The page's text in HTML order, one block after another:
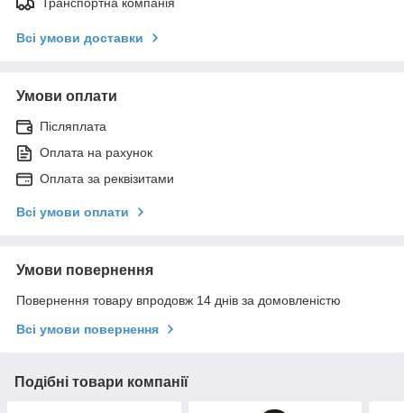
Всі умови доставки
Умови оплати
Післяплата
Оплата на рахунок
Оплата за реквізитами
Всі умови оплати
Умови повернення
Повернення товару впродовж 14 днів за домовленістю
Всі умови повернення
Подібні товари компанії